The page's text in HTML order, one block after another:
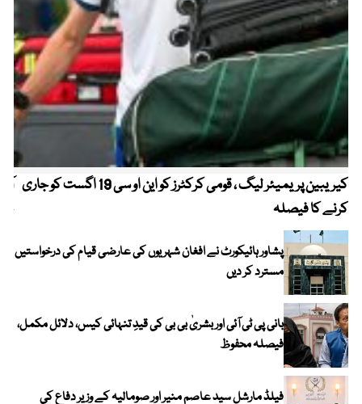
کیریبین پریمیئر لیگ ، قومی کرکٹرز کو این او سی 19 اگست کو جاری
کرنے کا فیصلہ
پشاور ہائیکورٹ نے افغان شہریوں کی عارضی قیام کی درخواستیں
مسترد کر دیں
بانی پی ٹی آئی اور بشریٰ بی بی کی قیدِ تنہائی کیس، دلائل مکمل،
فیصلہ محفوظ
فیلڈ مارشل سید عاصم منیر اور صومالیہ کے وزیر دفاع کی